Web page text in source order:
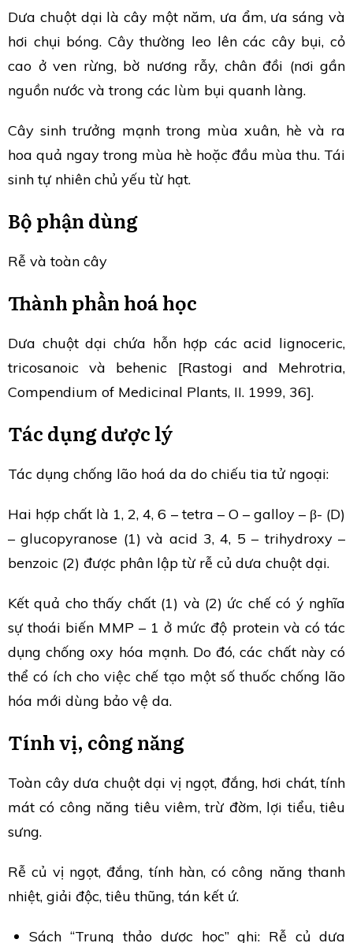
Dưa chuột dại là cây một năm, ưa ẩm, ưa sáng và
hơi chụi bóng. Cây thường leo lên các cây bụi, cỏ
cao ở ven rừng, bờ nương rẫy, chân đồi (nơi gần
nguồn nước và trong các lùm bụi quanh làng.
Cây sinh trưởng mạnh trong mùa xuân, hè và ra
hoa quả ngay trong mùa hè hoặc đầu mùa thu. Tái
sinh tự nhiên chủ yếu từ hạt.
Bộ phận dùng
Rễ và toàn cây
Thành phần hoá học
Dưa chuột dại chứa hỗn hợp các acid lignoceric,
tricosanoic và behenic [Rastogi and Mehrotria,
Compendium of Medicinal Plants, II. 1999, 36].
Tác dụng dược lý
Tác dụng chống lão hoá da do chiếu tia tử ngoại:
Hai hợp chất là 1, 2, 4, 6 – tetra – O – galloy – β- (D)
– glucopyranose (1) và acid 3, 4, 5 – trihydroxy –
benzoic (2) được phân lập từ rễ củ dưa chuột dại.
Kết quả cho thấy chất (1) và (2) ức chế có ý nghĩa
sự thoái biến MMP – 1 ở mức độ protein và có tác
dụng chống oxy hóa mạnh. Do đó, các chất này có
thể có ích cho việc chế tạo một số thuốc chống lão
hóa mới dùng bảo vệ da.
Tính vị, công năng
Toàn cây dưa chuột dại vị ngọt, đắng, hơi chát, tính
mát có công năng tiêu viêm, trừ đờm, lợi tiểu, tiêu
sưng.
Rễ củ vị ngọt, đắng, tính hàn, có công năng thanh
nhiệt, giải độc, tiêu thũng, tán kết ứ.
Sách “Trung thảo dược học” ghi: Rễ củ dưa